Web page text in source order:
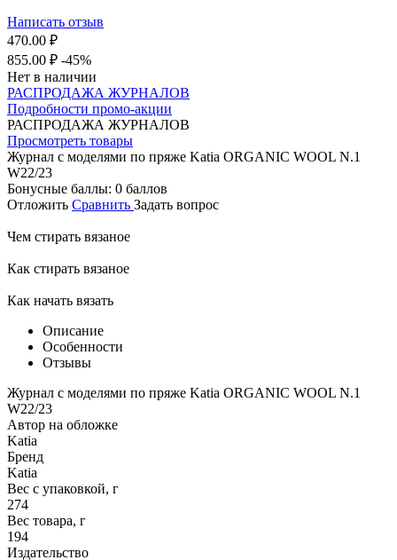
Написать отзыв
470.00 ₽
855.00 ₽ -45%
Нет в наличии
РАСПРОДАЖА ЖУРНАЛОВ
Подробности промо-акции
РАСПРОДАЖА ЖУРНАЛОВ
Просмотреть товары
Журнал с моделями по пряже Katia ORGANIC WOOL N.1
W22/23
Бонусные баллы: 0 баллов
Отложить Сравнить Задать вопрос
Чем стирать вязаное
Как стирать вязаное
Как начать вязать
Описание
Особенности
Отзывы
Журнал с моделями по пряже Katia ORGANIC WOOL N.1
W22/23
Автор на обложке
Katia
Бренд
Katia
Вес с упаковкой, г
274
Вес товара, г
194
Издательство